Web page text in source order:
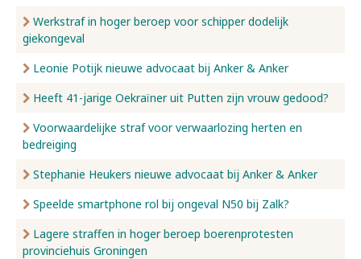
Werkstraf in hoger beroep voor schipper dodelijk
giekongeval
Leonie Potijk nieuwe advocaat bij Anker & Anker
Heeft 41-jarige Oekraïner uit Putten zijn vrouw gedood?
Voorwaardelijke straf voor verwaarlozing herten en
bedreiging
Stephanie Heukers nieuwe advocaat bij Anker & Anker
Speelde smartphone rol bij ongeval N50 bij Zalk?
Lagere straffen in hoger beroep boerenprotesten
provinciehuis Groningen